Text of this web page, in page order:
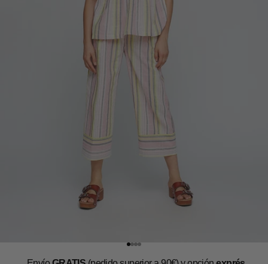
Ir al artículo 1
Ir al artículo 2
Ir al artículo 3
Ir al artículo 4